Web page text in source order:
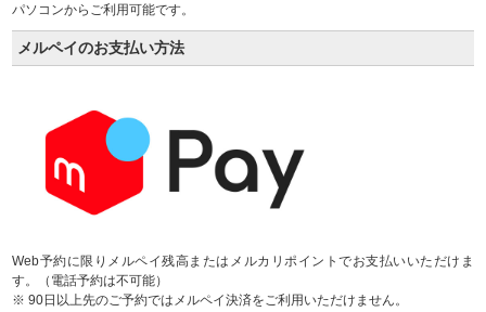
パソコンからご利用可能です。
メルペイのお支払い方法
Web予約に限りメルペイ残高またはメルカリポイントでお支払いいただけま
す。（電話予約は不可能）
※ 90日以上先のご予約ではメルペイ決済をご利用いただけません。